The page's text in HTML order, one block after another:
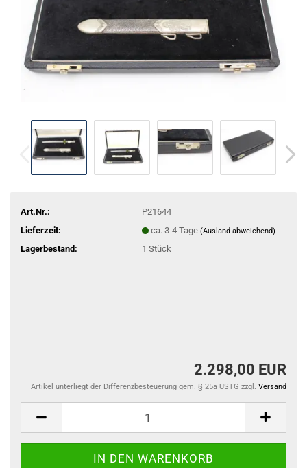
Art.Nr.:
P21644
Lieferzeit:
ca. 3-4 Tage (Ausland abweichend)
Lagerbestand: 1 Stück
2.298,00 EUR
Artikel unterliegt der Differenzbesteuerung gem. § 25a USTG zzgl. Versand